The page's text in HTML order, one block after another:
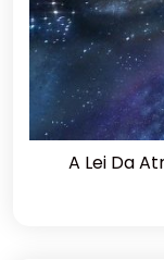
A Lei Da